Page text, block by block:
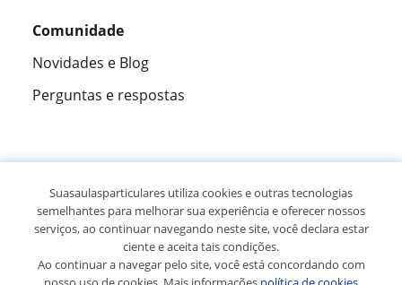
Comunidade
Novidades e Blog
Perguntas e respostas
305994opiniões de alunos
© 2007 - 2026 Suas aulas particulares
Suasaulasparticulares utiliza cookies e outras tecnologias
semelhantes para melhorar sua experiência e oferecer nossos
serviços, ao continuar navegando neste site, você declara estar
ciente e aceita tais condições.
Ao continuar a navegar pelo site, você está concordando com